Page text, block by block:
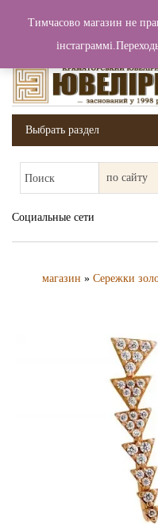
Вход / Регистрация
Выбрать раздел
Поиск
Социальные сети
магазин » Сережки
Тимчасово магазин не